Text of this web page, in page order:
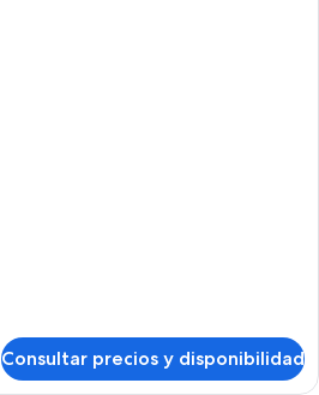
Consultar precios y disponibilidad